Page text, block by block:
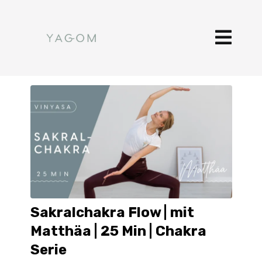
Sakralchakra Flow | mit
Matthäa | 25 Min | Chakra
Serie